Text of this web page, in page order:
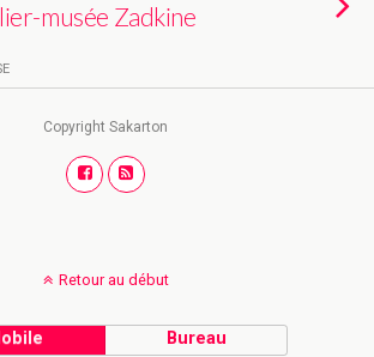
musée Zadkine
Copyright Sakarton
Retour au début
Bureau